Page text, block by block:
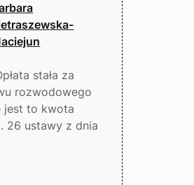
stała za
rozwodowego
jest to kwota
26 ustawy z dnia